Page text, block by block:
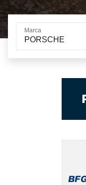
Marca
PORSCHE